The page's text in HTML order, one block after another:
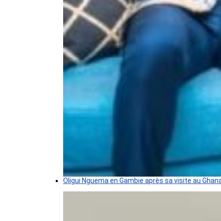
Oligui Nguema en Gambie après sa visite au